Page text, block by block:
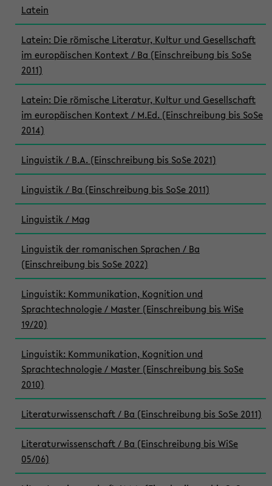
Latein
Latein: Die römische Literatur, Kultur und Gesellschaft
im europäischen Kontext / Ba (Einschreibung bis SoSe
2011)
Latein: Die römische Literatur, Kultur und Gesellschaft
im europäischen Kontext / M.Ed. (Einschreibung bis SoSe
2014)
Linguistik / B.A. (Einschreibung bis SoSe 2021)
Linguistik / Ba (Einschreibung bis SoSe 2011)
Linguistik / Mag
Linguistik der romanischen Sprachen / Ba
(Einschreibung bis SoSe 2022)
Linguistik: Kommunikation, Kognition und
Sprachtechnologie / Master (Einschreibung bis WiSe
19/20)
Linguistik: Kommunikation, Kognition und
Sprachtechnologie / Master (Einschreibung bis SoSe
2010)
Literaturwissenschaft / Ba (Einschreibung bis SoSe 2011)
Literaturwissenschaft / Ba (Einschreibung bis WiSe
05/06)